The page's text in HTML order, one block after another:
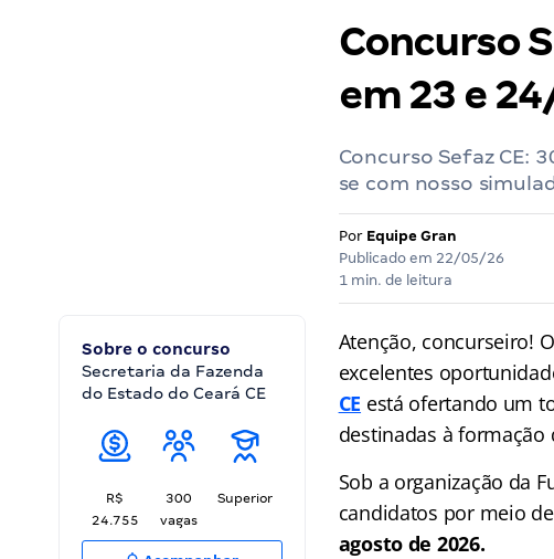
Concurso
em 23 e
Concurso Sefaz CE:
se com nosso
Por Equipe Gran
Publicado em 22/05/26
1 min. de leitura
Sobre o concurso
Secretaria da Fazenda
do Estado do Ceará CE
R$
24.755
300
vagas
Superior
Atenção, concurseiro!
excelentes
CE está ofertando um
destinadas à formação
Sob a organização da
candidatos por meio de
agosto de 2026.